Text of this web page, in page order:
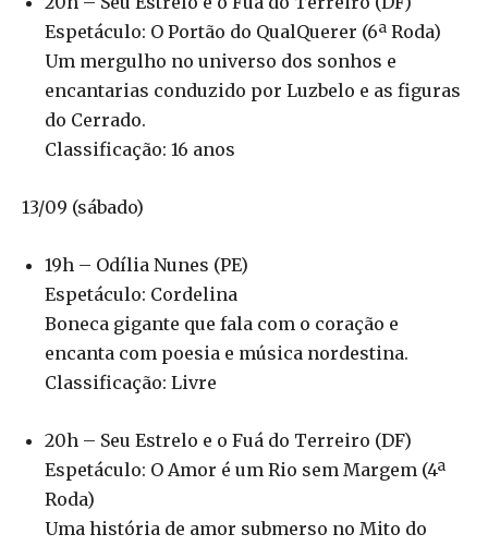
Espetáculo: O Portão do QualQuerer (6ª Roda)
Um mergulho no universo dos sonhos e
encantarias conduzido por Luzbelo e as figuras
do Cerrado.
Classificação: 16 anos
13/09 (sábado)
19h – Odília Nunes (PE)
Espetáculo: Cordelina
Boneca gigante que fala com o coração e
encanta com poesia e música nordestina.
Classificação: Livre
20h – Seu Estrelo e o Fuá do Terreiro (DF)
Espetáculo: O Amor é um Rio sem Margem (4ª
Roda)
Uma história de amor submerso no Mito do